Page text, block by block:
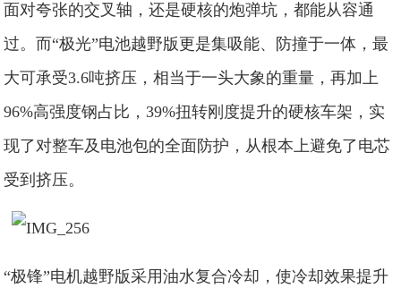
面对夸张的交叉轴，还是硬核的炮弹坑，都能从容通
过。而“极光”电池越野版更是集吸能、防撞于一体，最
大可承受3.6吨挤压，相当于一头大象的重量，再加上
96%高强度钢占比，39%扭转刚度提升的硬核车架，实
现了对整车及电池包的全面防护，从根本上避免了电芯
受到挤压。
“极锋”电机越野版采用油水复合冷却，使冷却效果提升